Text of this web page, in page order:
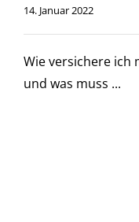
14. Januar 2022
Wie versichere ich
und was muss ...